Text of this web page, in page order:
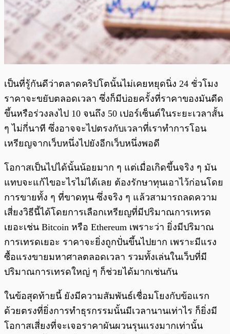
เป็นที่รู้กันดีว่าตลาดคริปโตนั้นไม่เคยหยุดนิ่ง 24 ชั่วโมง
ราคาจะขยับตลอดเวลา ซึ่งก็มีบ่อยครั้งที่ราคาของมันดีด
ขึ้นหรือร่วงลงไป 10 จนถึง 50 เปอร์เซ็นต์ในระยะเวลาสั้น
ๆ ไม่กี่นาที ซึ่งอาจจะไปตรงกับเวลาที่เราทำการโอน
เหรียญจากเว็บหนึ่งไปยังอีกเว็บหนึ่งพอดี
โอกาสเป็นไปได้นั้นน้อยมาก ๆ แต่เมื่อเกิดขึ้นจริง ๆ มัน
แทบจะแก้ไขอะไรไม่ได้เลย ต้องรักษาทุนเอาไว้ก่อนโดย
การขายทั้ง ๆ ที่ขาดทุน ซึ่งจริง ๆ แล้วสามารถลดความ
เสี่ยงวิธีนี้ได้โดยการเลือกเหรียญที่มีปริมาณการเทรด
เยอะเช่น Bitcoin หรือ Ethereum เพราะว่า ยิ่งมีปริมาณ
การเทรดเยอะ ราคาจะยิ่งถูกปั่นขึ้นไปยาก เพราะมีแรง
ซื้อแรงขายมหาศาลตลอดเวลา รวมทั้งเล่นในเว็บที่มี
ปริมาณการเทรดใหญ่ ๆ ก็ช่วยได้มากเช่นกัน
ในข้อสุดท้ายนี้ ยังมีความสัมพันธ์เชื่อมโยงกับข้อแรก
ด้วยตรงที่ยิ่งการทำธุรกรรมนั้นมีเวลานานเท่าไร ก็ยิ่งมี
โอกาสเสี่ยงที่จะเจอราคาผันผวนรุนแรงมากเท่านั้น